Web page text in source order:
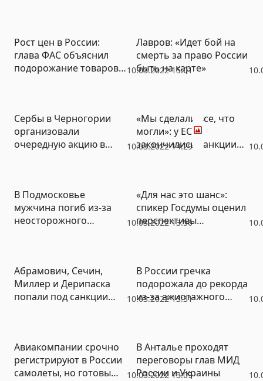
10.03.2022 15:01
Рост цен в России:
глава ФАС объяснил
подорожание товаров
рубля
Лавров: «Идет бой на
смерть за право России
быть на карте»
10.03.2022 14:29
Сербы в Черногории
организовали
очередную акцию в
Фото
«Мы сделали все, что
могли»: у ЕС
закончились санкции
10.03.2022 13:56
В Подмосковье
мужчина погиб из-за
неосторожного
«Для нас это шанс»:
спикер Госдумы оценил
перспективы
10.03.2022 13:31
Абрамович, Сечин,
Миллер и Дерипаска
попали под санкции
В России гречка
подорожала до рекорда
из-за ажиотажного
10.03.2022 13:09
Авиакомпании срочно
регистрируют в России
самолеты, но готовы
В Анталье проходят
переговоры глав МИД
России и Украины